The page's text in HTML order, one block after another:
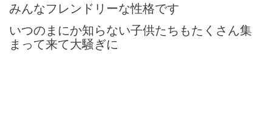
みんなフレンドリーな性格です
いつのまにか知らない子供たちもたくさん集
まって来て大騒ぎに